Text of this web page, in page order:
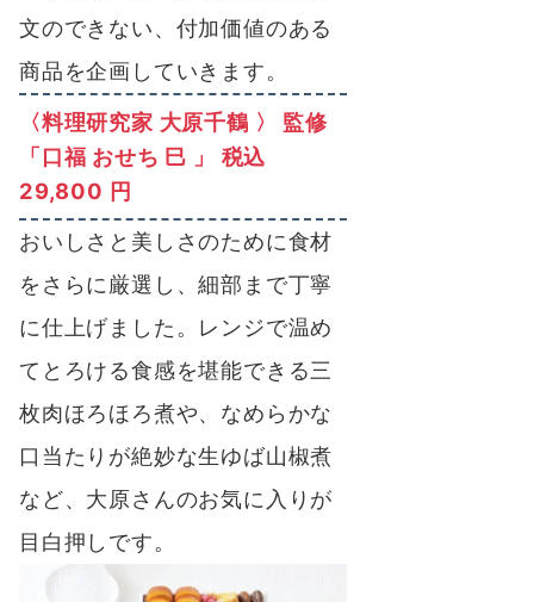
文のできない、付加価値のある
商品を企画していきます。
〈料理研究家 大原千鶴 〉 監修
「口福 おせち 巳 」 税込
29,800 円
おいしさと美しさのために食材
をさらに厳選し、細部まで丁寧
に仕上げました。レンジで温め
てとろける食感を堪能できる三
枚肉ほろほろ煮や、なめらかな
口当たりが絶妙な生ゆば山椒煮
など、大原さんのお気に入りが
目白押しです。